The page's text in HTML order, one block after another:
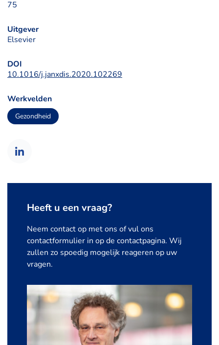
75
Uitgever
Elsevier
DOI
10.1016/j.janxdis.2020.102269
Werkvelden
Gezondheid
Heeft u een vraag?
Neem contact op met ons of vul ons
contactformulier in op de contactpagina. Wij
zullen zo spoedig mogelijk reageren op uw
vragen.